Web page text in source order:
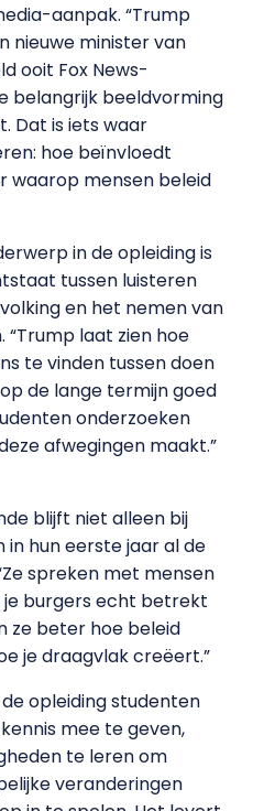
aanpak. “Trump
nieuwe minister van
ooit Fox News-
belangrijk beeldvorming
Dat is iets waar
hoe beïnvloedt
waarop mensen beleid
in de opleiding is
tussen luisteren
en het nemen van
“Trump laat zien hoe
te vinden tussen doen
de lange termijn goed
onderzoeken
afwegingen maakt.”
blijft niet alleen bij
in hun eerste jaar al de
spreken met mensen
burgers echt betrekt
ze beter hoe beleid
je draagvlak creëert.”
opleiding studenten
mee te geven,
te leren om
veranderingen